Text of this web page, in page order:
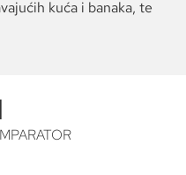
kuća i banaka, te